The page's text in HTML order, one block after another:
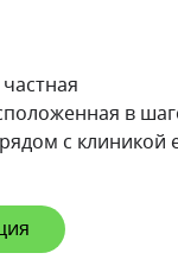
в
с клиникой
на Киевской
всем популярным